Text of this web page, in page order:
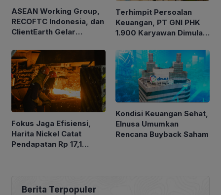
ASEAN Working Group,
RECOFTC Indonesia, dan
ClientEarth Gelar
untuk Memperkuat Tata
Kelola Perhutanan Sosial
Terhimpit Persoalan
Keuangan, PT GNI PHK
1.900 Karyawan Dimulai
Fokus Jaga Efisiensi,
Harita Nickel Catat
Pendapatan Rp 17,1
Kondisi Keuangan Sehat,
Elnusa Umumkan
Rencana Buyback Saham
Berita Terpopuler